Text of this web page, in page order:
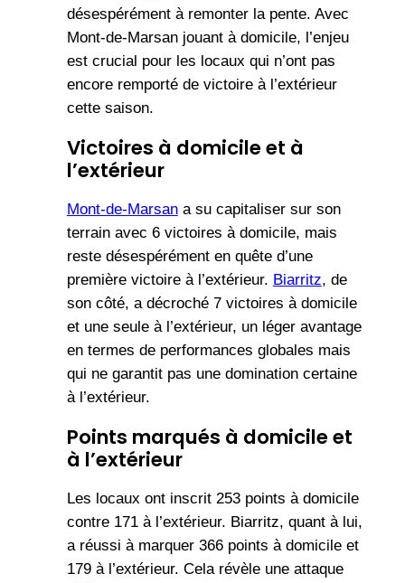
désespérément à remonter la pente. Avec
Mont-de-Marsan jouant à domicile, l’enjeu
est crucial pour les locaux qui n’ont pas
encore remporté de victoire à l’extérieur
cette saison.
Victoires à domicile et à
l’extérieur
Mont-de-Marsana su capitaliser sur son
terrain avec 6 victoires à domicile, mais
reste désespérément en quête d’une
première victoire à l’extérieur. Biarritz, de
son côté, a décroché 7 victoires à domicile
et une seule à l’extérieur, un léger avantage
en termes de performances globales mais
qui ne garantit pas une domination certaine
à l’extérieur.
Points marqués à domicile et
à l’extérieur
Les locaux ont inscrit 253 points à domicile
contre 171 à l’extérieur. Biarritz, quant à lui,
a réussi à marquer 366 points à domicile et
179 à l’extérieur. Cela révèle une attaque